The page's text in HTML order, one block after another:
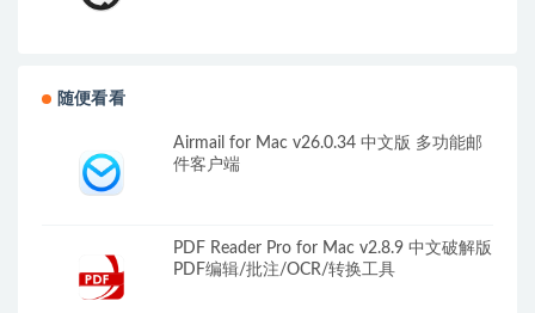
随便看看
Airmail for Mac v26.0.34 中文版 多功能邮
件客户端
PDF Reader Pro for Mac v2.8.9 中文破解版
PDF编辑/批注/OCR/转换工具